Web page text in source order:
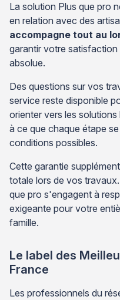
La solution Plus que pro
en relation avec des
accompagne tout au
garantir votre
absolue.
Des questions sur vos
service reste disponible
orienter vers les
à ce que chaque étape
conditions possibles.
Cette garantie
totale lors de vos
que pro s'engagent à
exigeante pour votre
famille.
Le label des
France
Les professionnels du